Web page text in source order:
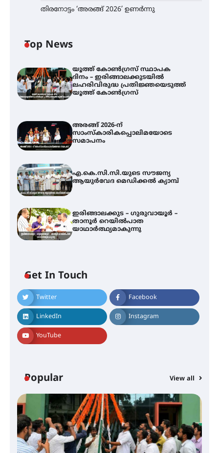
തിരനോട്ടം ‘അരങ്ങ് 2026’ ഉണർന്നു
Top News
യൂത്ത് കോൺഗ്രസ്‌ സ്ഥാപക
ദിനം – ഇരിങ്ങാലക്കുടയിൽ
ലഹരിവിരുദ്ധ പ്രതിജ്ഞയെടുത്ത്
യൂത്ത് കോൺഗ്രസ്
അരങ്ങ് 2026-ന്
സാംസ്കാരികപ്പൊലിമയോടെ
സമാപനം
എ.കെ.സി.സി.യുടെ സൗജന്യ
ആയുർവേദ മെഡിക്കൽ ക്യാമ്പ്
ഇരിങ്ങാലക്കുട – ഗുരുവായൂർ –
താനൂർ റെയിൽപാത
യാഥാർത്ഥ്യമാകുന്നു
Get In Touch
Twitter Facebook
LinkedIn Instagram
YouTube
Popular View all
എ.കെ.സി.സി.യുടെ സൗജന്യ
ആയുർവേദ മെഡിക്കൽ ക്യാമ്പ്
തിരനോട്ടം ‘അരങ്ങ് 2026’ ഉണർന്നു